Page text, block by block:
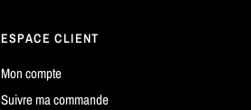
ESPACE CLIENT
Mon compte
Suivre ma commande